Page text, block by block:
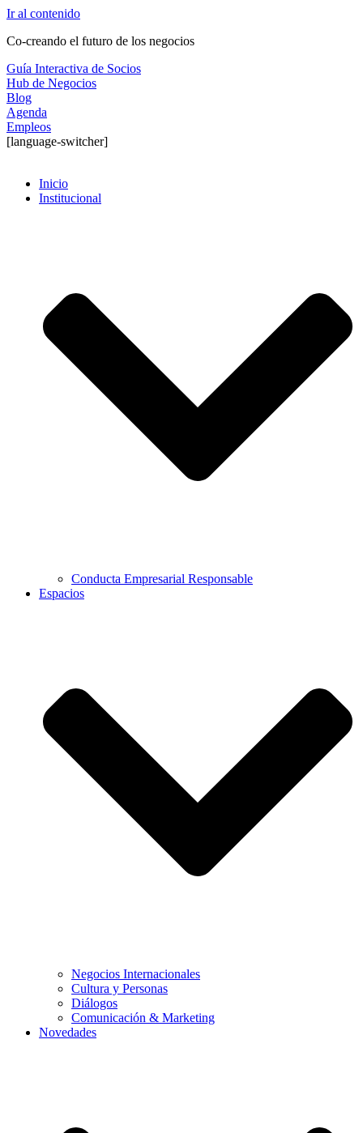
Ir al contenido
Co-creando el futuro de los negocios
Guía Interactiva de Socios
Hub de Negocios
Blog
Agenda
Empleos
[language-switcher]
Inicio
Institucional
Conducta Empresarial Responsable
Espacios
Negocios Internacionales
Cultura y Personas
Diálogos
Comunicación & Marketing
Novedades